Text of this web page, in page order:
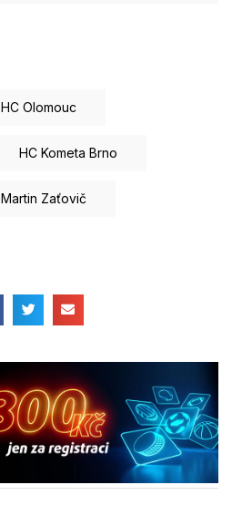
HC Olomouc
HC Kometa Brno
Martin Zaťovič